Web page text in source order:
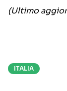
(Ultimo
ITALIA